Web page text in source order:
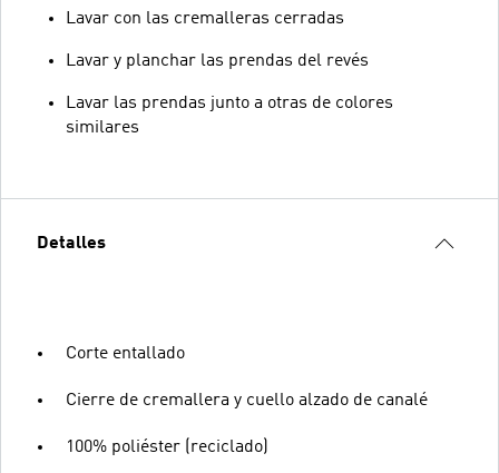
Lavar con las cremalleras cerradas
Lavar y planchar las prendas del revés
Lavar las prendas junto a otras de colores
similares
Detalles
Corte entallado
Cierre de cremallera y cuello alzado de canalé
100% poliéster (reciclado)